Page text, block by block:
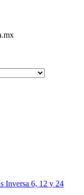
Inversa 6, 12 y 24